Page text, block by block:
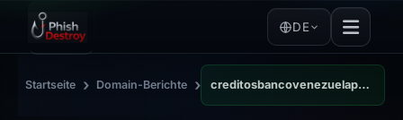
DE
Startseite › Domain-Berichte › creditosbancovenezuelapersonaass.netlify.app